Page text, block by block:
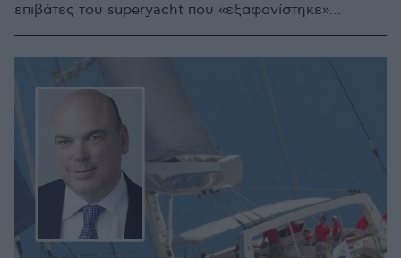
επιβάτες του superyacht που «εξαφανίστηκε»
στις 19 Αυγούστου 2024